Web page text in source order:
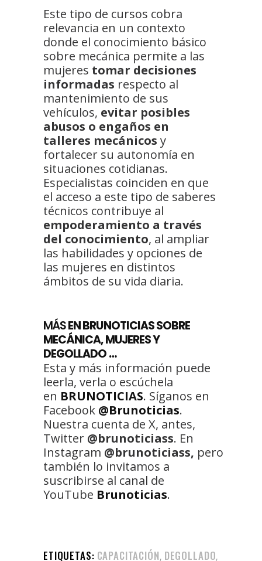
Este tipo de cursos cobra
relevancia en un contexto
donde el conocimiento básico
sobre mecánica permite a las
mujeres tomar decisiones
informadas respecto al
mantenimiento de sus
vehículos, evitar posibles
abusos o engaños en
talleres mecánicos y
fortalecer su autonomía en
situaciones cotidianas.
Especialistas coinciden en que
el acceso a este tipo de saberes
técnicos contribuye al
empoderamiento a través
del conocimiento, al ampliar
las habilidades y opciones de
las mujeres en distintos
ámbitos de su vida diaria.
MÁSEN BRUNOTICIAS SOBRE
MECÁNICA, MUJERES Y
DEGOLLADO …
Esta y más información puede
leerla, verla o escúchela
en BRUNOTICIAS. Síganos en
Facebook @Brunoticias.
Nuestra cuenta de X, antes,
Twitter @brunoticiass. En
Instagram @brunoticiass, pero
también lo invitamos a
suscribirse al canal de
YouTube Brunoticias.
ETIQUETAS: CAPACITACIÓN, DEGOLLADO,